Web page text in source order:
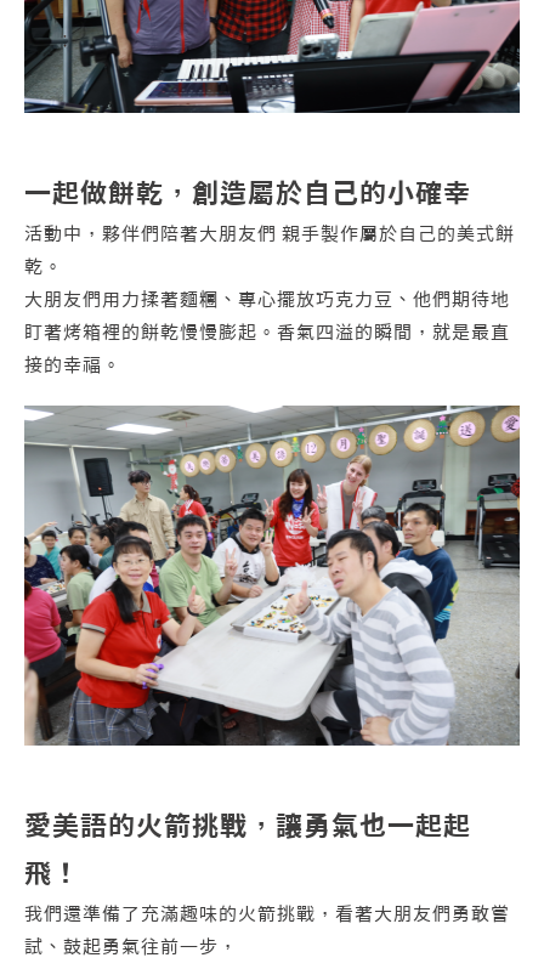
一起做餅乾，創造屬於自己的小確幸
活動中，夥伴們陪著大朋友們 親手製作屬於自己的美式餅
乾。
大朋友們用力揉著麵糰、專心擺放巧克力豆、他們期待地
盯著烤箱裡的餅乾慢慢膨起。香氣四溢的瞬間，就是最直
接的幸福。
愛美語的火箭挑戰，讓勇氣也一起起
飛！
我們還準備了充滿趣味的火箭挑戰，看著大朋友們勇敢嘗
試、鼓起勇氣往前一步，